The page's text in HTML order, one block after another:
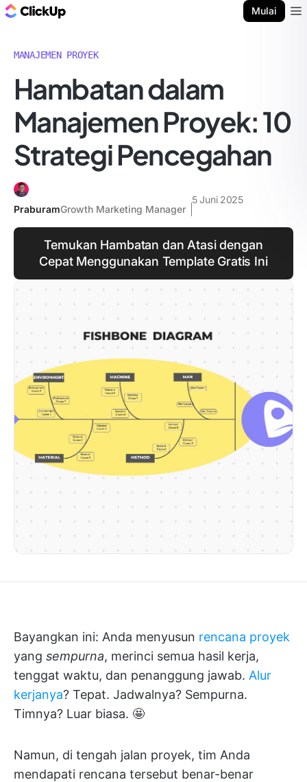
Mulai
MANAJEMEN PROYEK
Hambatan dalam
Manajemen Proyek: 10
Strategi Pencegahan
PraburamGrowth Marketing Manager
5 Juni 2025
Temukan Hambatan dan Atasi dengan
Cepat Menggunakan Template Gratis Ini
Bayangkan ini: Anda menyusun rencana proyek
yang sempurna, merinci semua hasil kerja,
tenggat waktu, dan penanggung jawab. Alur
kerjanya? Tepat. Jadwalnya? Sempurna.
Timnya? Luar biasa. 🤩
Namun, di tengah jalan proyek, tim Anda
mendapati rencana tersebut benar-benar